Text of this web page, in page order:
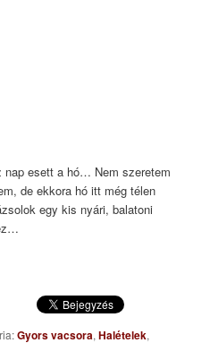
nap esett a hó… Nem szeretem
de ekkora hó itt még télen
egy kis nyári, balatoni
Gyors vacsora,Halételek,